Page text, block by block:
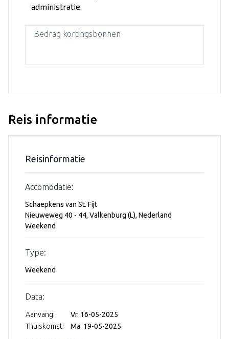
administratie.
Bedrag kortingsbonnen
Reis informatie
Reisinformatie
Accomodatie:
Schaepkens van St. Fijt
Nieuweweg 40 - 44, Valkenburg (L), Nederland
Weekend
Type:
Weekend
Data:
Aanvang:
Vr. 16-05-2025
Thuiskomst:
Ma. 19-05-2025